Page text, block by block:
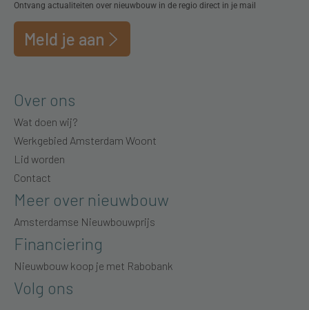
Ontvang actualiteiten over nieuwbouw in de regio direct in je mail
Meld je aan
Over ons
Wat doen wij?
Werkgebied Amsterdam Woont
Lid worden
Contact
Meer over nieuwbouw
Amsterdamse Nieuwbouwprijs
Financiering
Nieuwbouw koop je met Rabobank
Volg ons